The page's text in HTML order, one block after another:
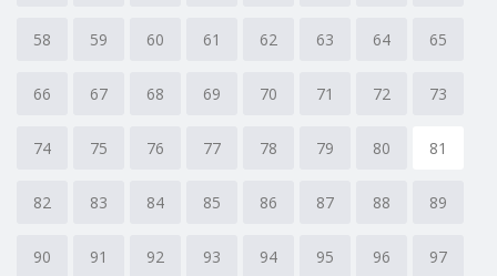
58 59 60 61 62 63 64 65
66 67 68 69 70 71 72 73
74 75 76 77 78 79 80 81
82 83 84 85 86 87 88 89
90 91 92 93 94 95 96 97